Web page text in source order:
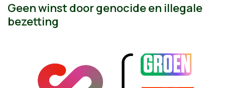
Geen winst door genocide en illegale
bezetting